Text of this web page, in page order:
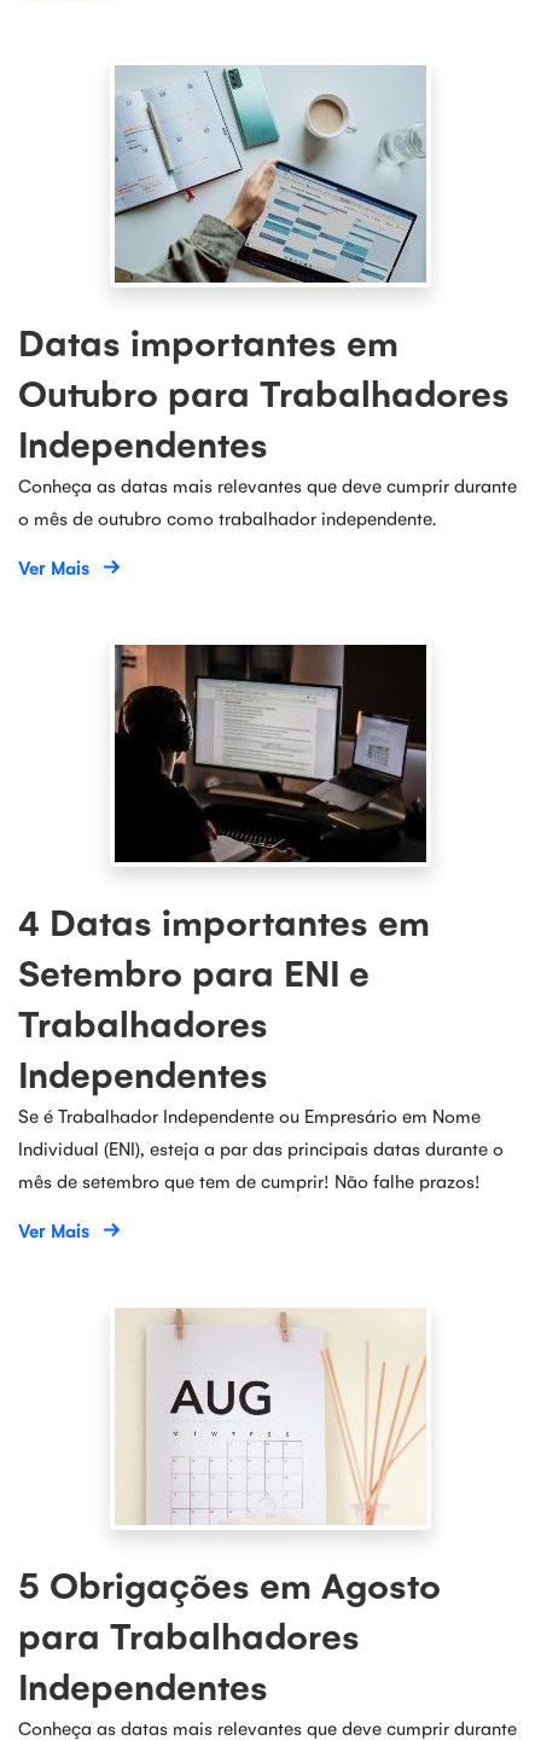
Datas importantes em
Outubro para Trabalhadores
Independentes
Conheça as datas mais relevantes que deve cumprir durante
o mês de outubro como trabalhador independente.
Ver Mais
4 Datas importantes em
Setembro para ENI e
Trabalhadores
Independentes
Se é Trabalhador Independente ou Empresário em Nome
Individual (ENI), esteja a par das principais datas durante o
mês de setembro que tem de cumprir! Não falhe prazos!
Ver Mais
5 Obrigações em Agosto
para Trabalhadores
Independentes
Conheça as datas mais relevantes que deve cumprir durante